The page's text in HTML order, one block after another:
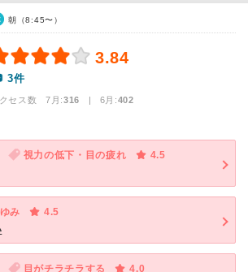
朝（8:45〜）
3.84
3件
セス数 7月:316 | 6月:402
視力の低下・目の疲れ
4.5
み
4.5
目がチラチラする
4.0